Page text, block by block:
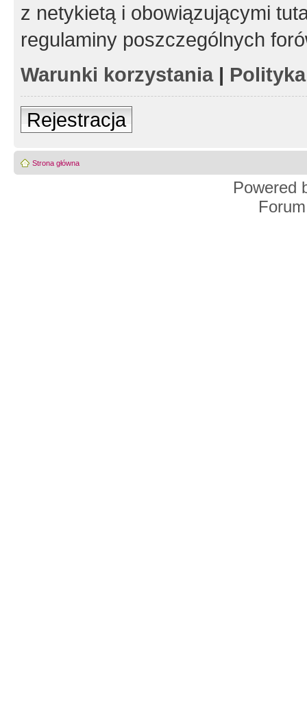
z netykietą i obowiązującymi
regulaminy poszczególnych
Warunki korzystania|
Rejestracja
Strona główna
Powered